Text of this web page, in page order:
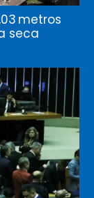
metros
seca